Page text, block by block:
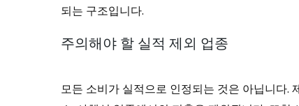
되는 구조입니다.
주의해야 할 실적 제외 업종
모든 소비가 실적으로 인정되는 것은 아닙니다.